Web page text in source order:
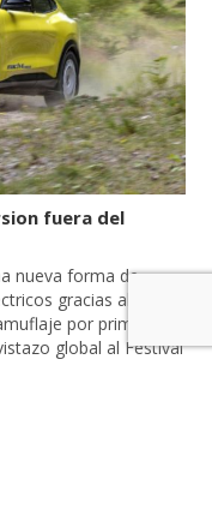
fuera del
nueva forma de
gracias al Ford
por primera
global al Festival